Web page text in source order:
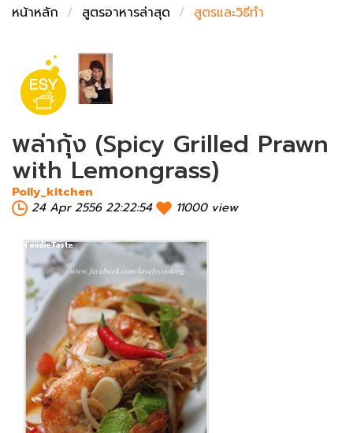
หน้าหลัก
สูตรอาหารล่าสุด สูตรและวิธีทำ
พล่ากุ้ง (Spicy Grilled Prawn
with Lemongrass)
Polly_kitchen
24 Apr 2556 22:22:54
11000 view